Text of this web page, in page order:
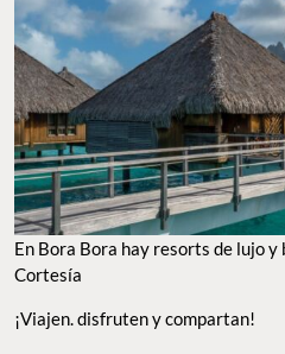
En Bora Bora hay resorts de lujo y
Cortesía
¡Viajen. disfruten y compartan!